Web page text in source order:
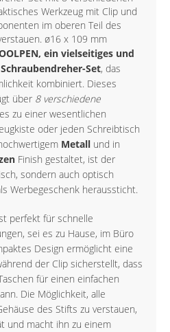
Werkzeug mit Clip und
im oberen Teil des
ø16 x 109 mm
ein vielseitiges und
Set, das
kombiniert. Dieses
über 8 verschiedene
zu einer wesentlichen
oder jeden Schreibtisch
Metall und in
Finish gestaltet, ist der
sondern auch optisch
Werbegeschenk heraussticht.
perfekt für schnelle
sei es zu Hause, im Büro
Design ermöglicht eine
der Clip sicherstellt, dass
für einen einfachen
Die Möglichkeit, alle
des Stifts zu verstauen,
und macht ihn zu einem